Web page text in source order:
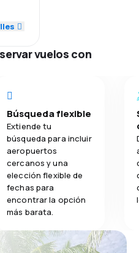
5.0
5.0
vuelos con
Búsqueda flexible
Extiende tu
búsqueda para incluir
aeropuertos
cercanos y una
elección flexible de
fechas para
encontrar la opción
más barata.